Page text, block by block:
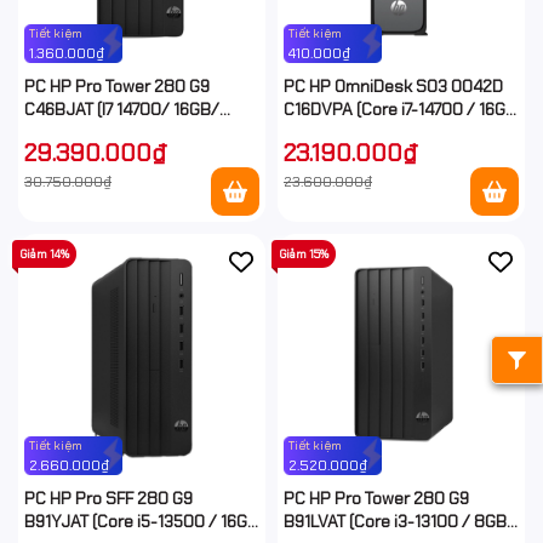
Tiết kiệm
1.360.000₫
PC HP Pro Tower 280 G9
C46BJAT (I7 14700/ 16GB/
Mouse/ Win11)
29.390.000₫
30.750.000₫
Tiết kiệm
410.000₫
PC HP OmniDesk S03 0042D
C16DVPA (Core i7-14700 / 16GB
11)
23.190.000₫
23.600.000₫
Tiết kiệm
2.660.000₫
Giảm 14%
PC HP Pro SFF 280 G9
B91YJAT (Core i5-13500 / 16GB
Tiết kiệm
2.520.000₫
Giảm 15%
PC HP Pro Tower 280 G9
B91LVAT (Core i3-13100 / 8GB /